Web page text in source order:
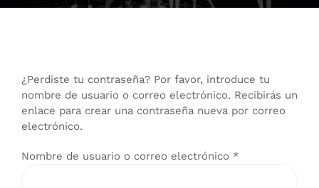
¿Perdiste tu contraseña? Por favor, introduce tu
nombre de usuario o correo electrónico. Recibirás un
enlace para crear una contraseña nueva por correo
electrónico.
Nombre de usuario o correo electrónico *